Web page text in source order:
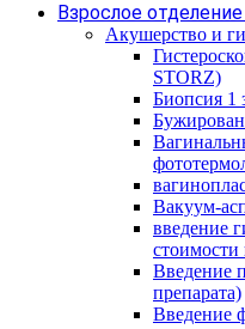
Взрослое отделение
Акушерство и
STORZ)
Биопсия 1
Вакуум-
введение
стоимости
Введение
препарата)
Введение